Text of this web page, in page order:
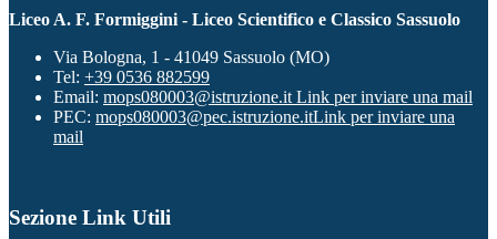
Liceo A. F. Formiggini - Liceo Scientifico e Classico Sassuolo
Via Bologna, 1 - 41049 Sassuolo (MO)
Tel: +39 0536 882599
Email: mops080003@istruzione.it Link per inviare una mail
PEC: mops080003@pec.istruzione.itLink per inviare una
mail
Sezione Link Utili